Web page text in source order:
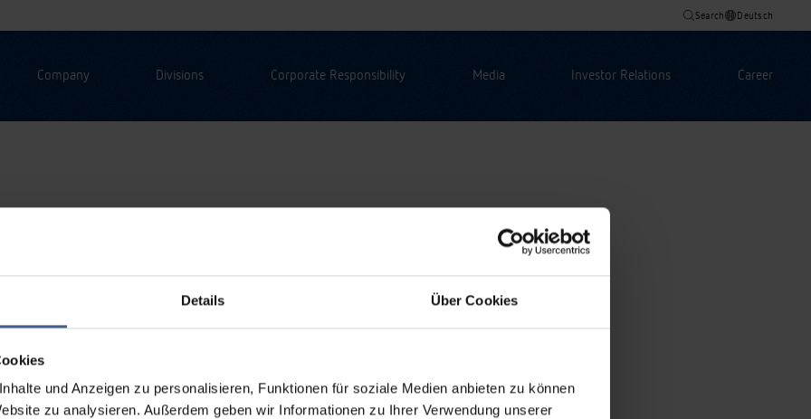
Details Über Cookies
und Anzeigen zu personalisieren, Funktionen für soziale Medien anbieten zu können
zu analysieren. Außerdem geben wir Informationen zu Ihrer Verwendung unserer
Search Deutsch
Company Divisions Corporate Responsibility Media Investor Relations Career